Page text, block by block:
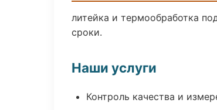
литейка и термообработка
сроки.
Наши услуги
Контроль качества и